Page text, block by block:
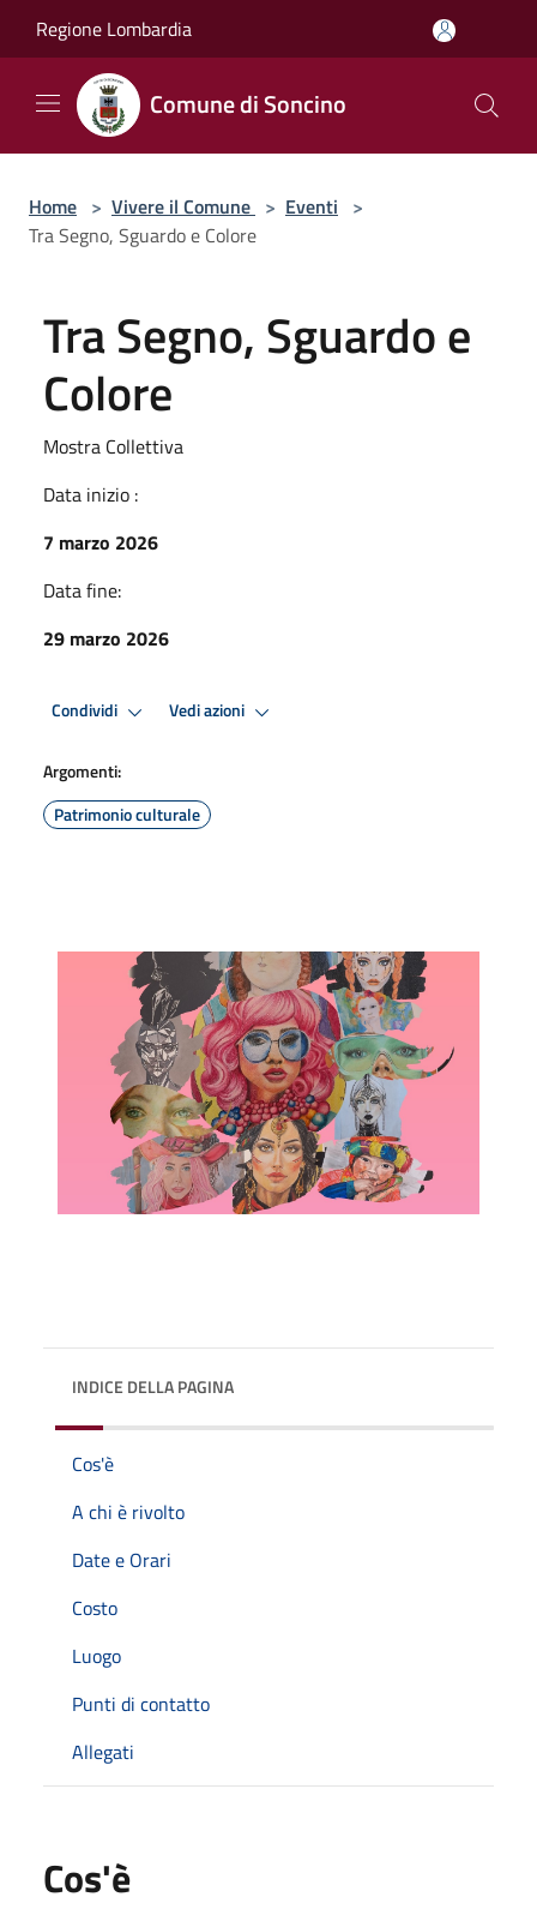
Regione Lombardia
Comune di Soncino
Home > Vivere il Comune > Eventi >
Tra Segno, Sguardo e Colore
Tra Segno, Sguardo e
Colore
Mostra Collettiva
Data inizio :
7 marzo 2026
Data fine:
29 marzo 2026
Condividi Vedi azioni
Argomenti:
Patrimonio culturale
INDICE DELLA PAGINA
Cos'è
A chi è rivolto
Date e Orari
Costo
Luogo
Punti di contatto
Allegati
Cos'è